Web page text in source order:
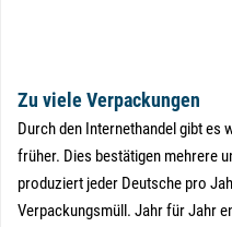
Zu viele Verpackungen
Durch den Internethandel gibt es
früher. Dies bestätigen mehrere
produziert jeder Deutsche pro
Verpackungsmüll. Jahr für Jahr